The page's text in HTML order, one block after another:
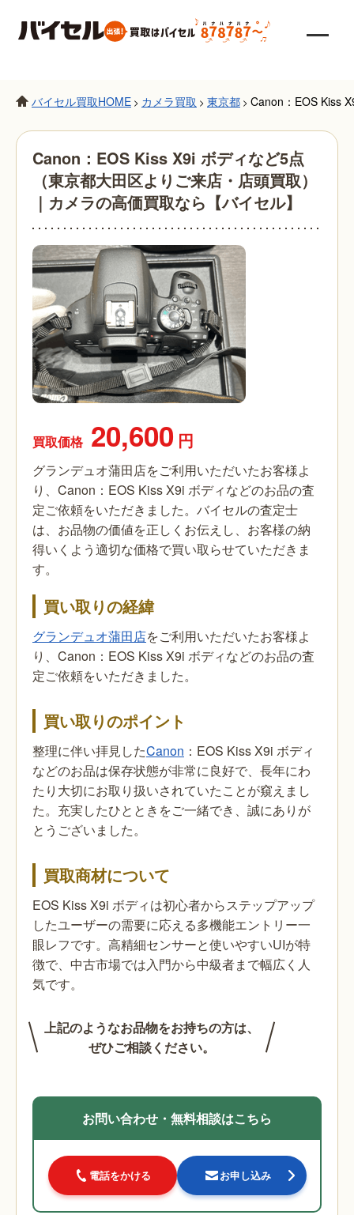
バイセル買取HOME > カメラ買取 > 東京都 > Canon：EOS Kiss
Canon：EOS Kiss X9i ボディなど5点
（東京都大田区よりご来店・店頭買取）
｜カメラの高価買取なら【バイセル】
買取価格 20,600 円
グランデュオ蒲田店をご利用いただいたお客様よ
り、Canon：EOS Kiss X9i ボディなどのお品の査
定ご依頼をいただきました。バイセルの査定士
は、お品物の価値を正しくお伝えし、お客様の納
得いくよう適切な価格で買い取らせていただきま
す。
買い取りの経緯
グランデュオ蒲田店をご利用いただいたお客様よ
り、Canon：EOS Kiss X9i ボディなどのお品の査
定ご依頼をいただきました。
買い取りのポイント
整理に伴い拝見したCanon ：EOS Kiss X9i ボディ
などのお品は保存状態が非常に良好で、長年にわ
たり大切にお取り扱いされていたことが窺えまし
た。充実したひとときをご一緒でき、誠にありが
とうございました。
買取商材について
EOS Kiss X9i ボディは初心者からステップアップ
したユーザーの需要に応える多機能エントリー一
眼レフです。高精細センサーと使いやすいUIが特
徴で、中古市場では入門から中級者まで幅広く人
気です。
上記のようなお品物をお持ちの方は、
ぜひご相談ください。
お問い合わせ・無料相談はこちら
電話をかける お申し込み